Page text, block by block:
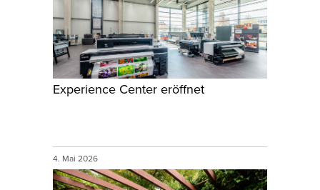
Experience Center eröffnet
4. Mai 2026